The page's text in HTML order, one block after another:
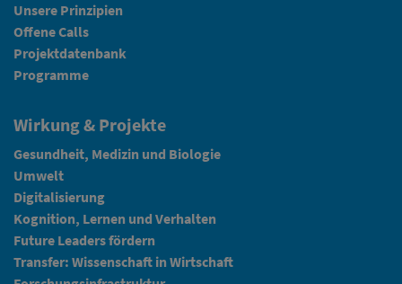
Unsere Prinzipien
Offene Calls
Projektdatenbank
Programme
Wirkung & Projekte
Gesundheit, Medizin und Biologie
Umwelt
Digitalisierung
Kognition, Lernen und Verhalten
Future Leaders fördern
Transfer: Wissenschaft in Wirtschaft